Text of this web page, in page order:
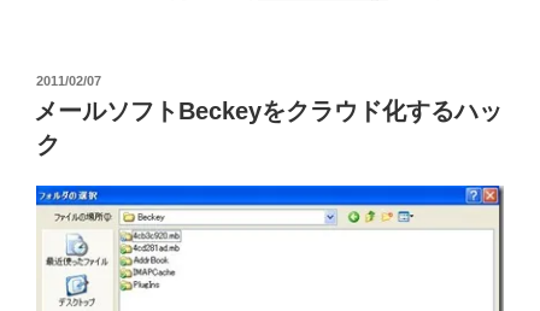
投
日:
2011/02/07
メールソフトBeckeyをクラウド化するハッ
ク